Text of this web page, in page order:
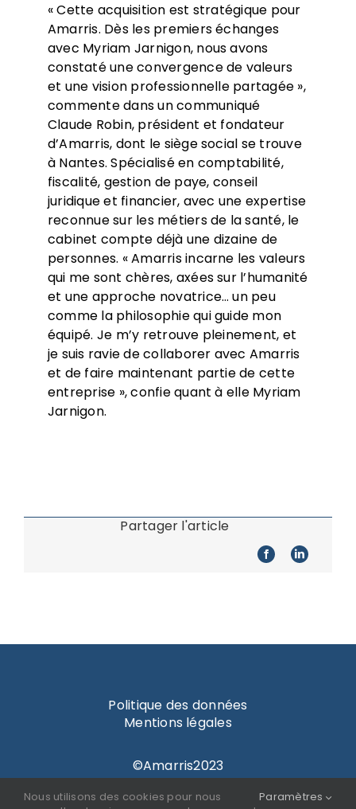
« Cette acquisition est stratégique pour
Amarris. Dès les premiers échanges
avec Myriam Jarnigon, nous avons
constaté une convergence de valeurs
et une vision professionnelle partagée »,
commente dans un communiqué
Claude Robin, président et fondateur
d’Amarris, dont le siège social se trouve
à Nantes. Spécialisé en comptabilité,
fiscalité, gestion de paye, conseil
juridique et financier, avec une expertise
reconnue sur les métiers de la santé, le
cabinet compte déjà une dizaine de
personnes. « Amarris incarne les valeurs
qui me sont chères, axées sur l’humanité
et une approche novatrice… un peu
comme la philosophie qui guide mon
équipé. Je m’y retrouve pleinement, et
je suis ravie de collaborer avec Amarris
et de faire maintenant partie de cette
entreprise », confie quant à elle Myriam
Jarnigon.
Partager l'article
Politique des données
Mentions légales
©Amarris2023
Nous utilisons des cookies pour nous
Paramètres